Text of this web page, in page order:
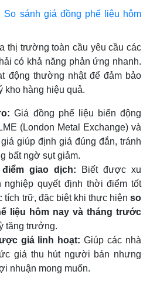
sánh giá đồng phế liệu hôm
thị trường toàn cầu yêu cầu các
có khả năng phản ứng nhanh.
động thường nhật để đảm bảo
kho hàng hiệu quả.
Giá đồng phế liệu biến động
(London Metal Exchange) và
giúp định giá đúng đắn, tránh
bất ngờ sụt giảm.
giao dịch: Biết được xu
nghiệp quyết định thời điểm tốt
tích trữ, đặc biệt khi thực hiện so
liệu hôm nay và tháng trước
tăng trưởng.
giá linh hoạt: Giúp các nhà
giá thu hút người bán nhưng
nhuận mong muốn.